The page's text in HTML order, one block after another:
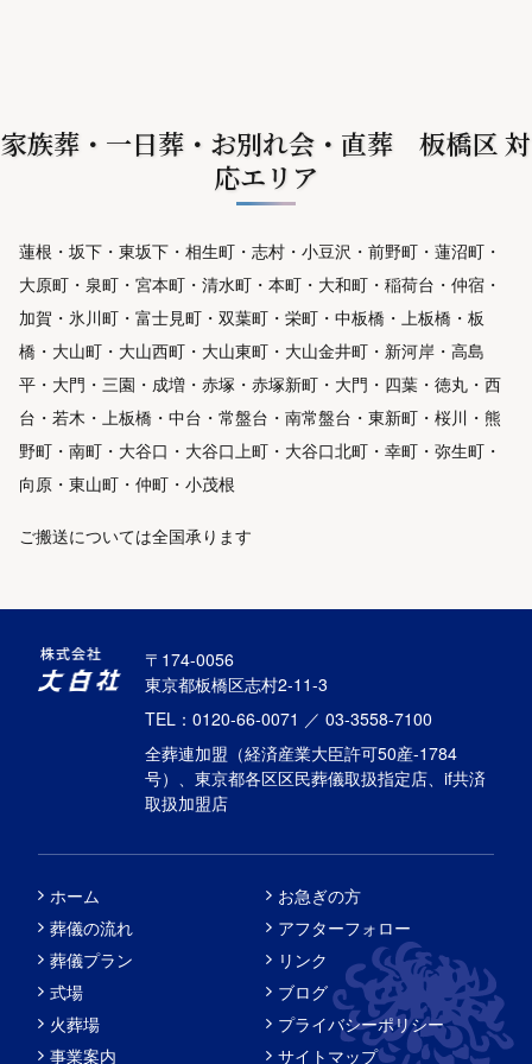
家族葬・一日葬・お別れ会・直葬 板橋区 対
応エリア
蓮根・坂下・東坂下・相生町・志村・小豆沢・前野町・蓮沼町・
大原町・泉町・宮本町・清水町・本町・大和町・稲荷台・仲宿・
加賀・氷川町・富士見町・双葉町・栄町・中板橋・上板橋・板
橋・大山町・大山西町・大山東町・大山金井町・新河岸・高島
平・大門・三園・成増・赤塚・赤塚新町・大門・四葉・徳丸・西
台・若木・上板橋・中台・常盤台・南常盤台・東新町・桜川・熊
野町・南町・大谷口・大谷口上町・大谷口北町・幸町・弥生町・
向原・東山町・仲町・小茂根
ご搬送については全国承ります
〒174-0056
東京都板橋区志村2-11-3
TEL：0120-66-0071 ／ 03-3558-7100
全葬連加盟（経済産業大臣許可50産-1784
号）、東京都各区区民葬儀取扱指定店、if共済
取扱加盟店
ホーム
葬儀の流れ
葬儀プラン
式場
火葬場
事業案内
お急ぎの方
アフターフォロー
リンク
ブログ
プライバシーポリシー
サイトマップ